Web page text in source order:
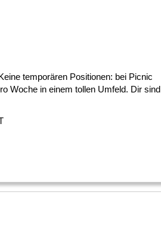
temporären Positionen: bei Picnic
Woche in einem tollen Umfeld. Dir sind